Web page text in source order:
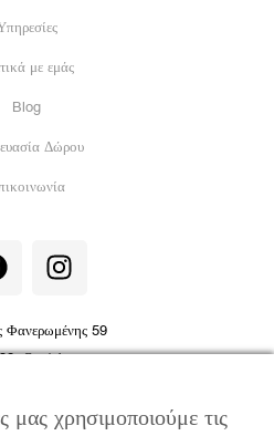
με εμάς
Blog
Δώρου
I
n
t
a
r
Φανερωμένης 59
Θεσ/νίκη
μας χρησιμοποιούμε τις